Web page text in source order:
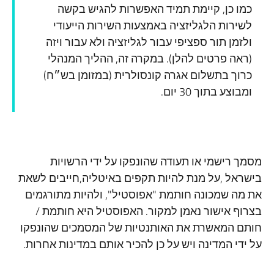
כמו כן, קיימת תמיד האפשרות להגיש בקשה
לשירות הלגליזציה באמצעות השירות הייעודי
ולזמן תור ספציפי עבור לגליזציה ולא עבור ויזה
(ראה פרטים להלן). במקרה זה, ההליך המנהלי
כרוך בתשלום אגרה קונסולרית (במזומן בש״ח)
ומבוצע בתוך 30 יום.
מסמך רישמי או תעודה שהונפקו על ידי הרשויות
בישראל ,על מנת להיות תקפים באיטליה,חייבים לשאת
את מה שמכונה חותמת "אפוסטיל", ולהיות מתורגמים
בצרוף אישור נאמן למקור. האפוסטיל היא חותמת /
חותם המאשרת את האותנטיות של המסמכים שהונפקו
על ידי המדינה ויש על כן להכיר אותם במדינות אחרות.